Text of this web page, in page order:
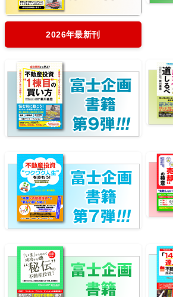
2026年最新刊